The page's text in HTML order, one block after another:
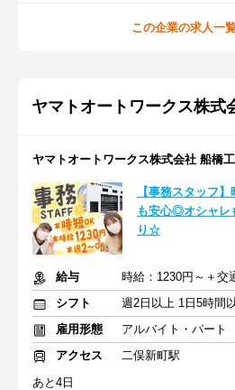
この企業の求人一
ヤマトオートワークス株式
ヤマトオートワークス株式会社 船橋
【事務スタッフ
も安心◎オシャレ
り☆
給与
時給：1230円～＋交
シフト
週2日以上 1日5時間
雇用形態
アルバイト・パート
アクセス
二俣新町駅
あと4日